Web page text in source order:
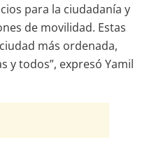
para la ciudadanía y
de movilidad. Estas
más ordenada,
y todos”, expresó Yamil